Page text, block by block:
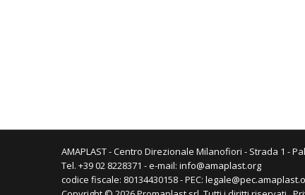
AMAPLAST - Centro Direzionale Milanofiori - Strada 1 -
Tel. +39 02 8228371 - e-mail: info@amaplast.org
codice fiscale: 80134430158 - PEC: